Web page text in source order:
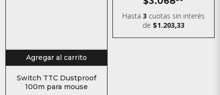
Agregar al carrito
Switch TTC Dustproof
100m para mouse
Hasta 3 cuotas sin interés
de $1.203,33